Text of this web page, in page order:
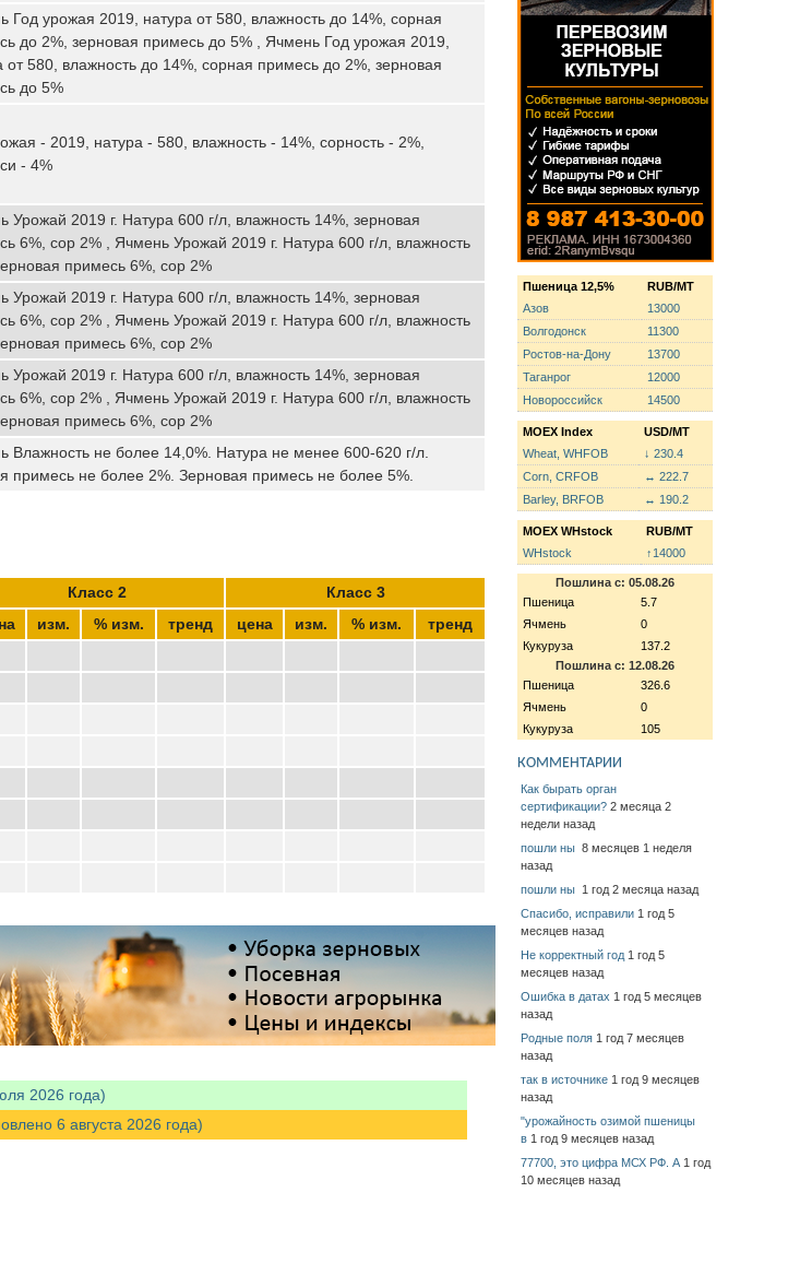
Год урожая 2019, натура от 580, влажность до 14%, сорная
до 2%, зерновая примесь до 5% , Ячмень Год урожая 2019,
от 580, влажность до 14%, сорная примесь до 2%, зерновая
до 5%
- 2019, натура - 580, влажность - 14%, сорность - 2%,
- 4%
Урожай 2019 г. Натура 600 г/л, влажность 14%, зерновая
6%, сор 2% , Ячмень Урожай 2019 г. Натура 600 г/л, влажность
примесь 6%, сор 2%
Урожай 2019 г. Натура 600 г/л, влажность 14%, зерновая
6%, сор 2% , Ячмень Урожай 2019 г. Натура 600 г/л, влажность
примесь 6%, сор 2%
Урожай 2019 г. Натура 600 г/л, влажность 14%, зерновая
6%, сор 2% , Ячмень Урожай 2019 г. Натура 600 г/л, влажность
примесь 6%, сор 2%
Влажность не более 14,0%. Натура не менее 600-620 г/л.
примесь не более 2%. Зерновая примесь не более 5%.
Класс 2
Класс 3
изм. % изм. тренд цена изм. % изм. тренд
2026 года)
6 августа 2026 года)
Пшеница 12,5%
RUB/MT
Азов
13000
Волгодонск
11300
Ростов-на-Дону
13700
Таганрог
12000
Новороссийск
14500
MOEX Index
USD/MT
Wheat, WHFOB
↓ 230.4
Corn, CRFOB
↔ 222.7
Barley, BRFOB
↔ 190.2
MOEX WHstock
RUB/MT
WHstock
↑14000
Пошлина с: 05.08.26
Пшеница
5.7
Ячмень
0
Кукуруза
137.2
Пошлина с: 12.08.26
Пшеница
326.6
Ячмень
0
Кукуруза
105
КОММЕНТАРИИ
Как бырать орган
сертификации? 2 месяца 2
недели назад
пошли ны 8 месяцев 1 неделя
назад
пошли ны 1 год 2 месяца назад
Спасибо, исправили 1 год 5
месяцев назад
Не корректный год 1 год 5
месяцев назад
Ошибка в датах 1 год 5 месяцев
назад
Родные поля 1 год 7 месяцев
назад
так в источнике 1 год 9 месяцев
назад
"урожайность озимой пшеницы
в 1 год 9 месяцев назад
77700, это цифра МСХ РФ. А 1 год
10 месяцев назад